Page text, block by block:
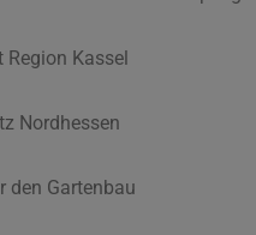
Region Kassel
Nordhessen
den Gartenbau